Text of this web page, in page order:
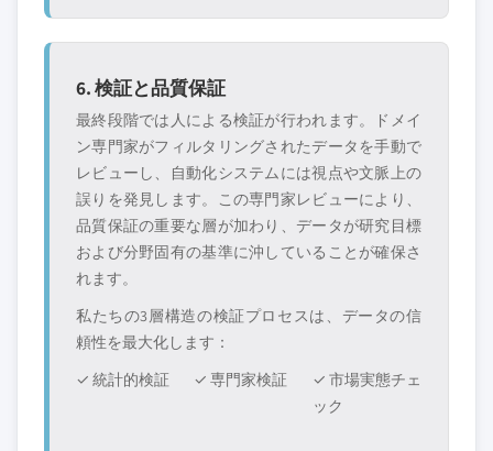
6. 検証と品質保証
最終段階では人による検証が行われます。ドメイ
ン専門家がフィルタリングされたデータを手動で
レビューし、自動化システムには視点や文脈上の
誤りを発見します。この専門家レビューにより、
品質保証の重要な層が加わり、データが研究目標
および分野固有の基準に沖していることが確保さ
れます。
私たちの3層構造の検証プロセスは、データの信
頼性を最大化します：
✓ 統計的検証
✓ 専門家検証
✓ 市場実態チェ
ック